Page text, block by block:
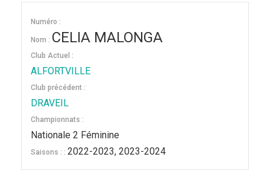
Numéro :
Nom : CELIA MALONGA
Club Actuel :
ALFORTVILLE
Club précédent :
DRAVEIL
Championnats :
Nationale 2 Féminine
Saisons : : 2022-2023, 2023-2024